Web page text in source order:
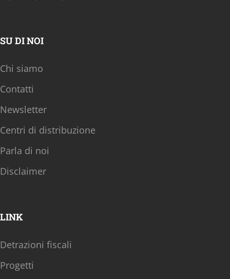
SU DI NOI
Chi siamo
Contatti
Newsletter
Centri di distribuzione
Parla di noi
Disclaimer
LINK
Detrazioni fiscali
Progetti